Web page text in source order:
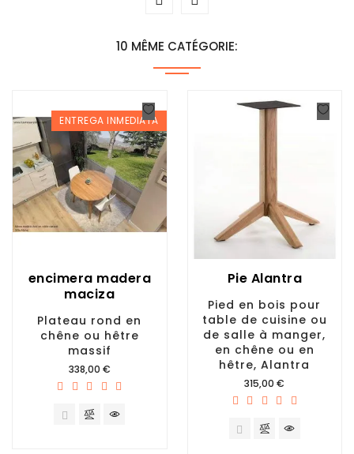
10 MÊME CATÉGORIE:
ENTREGA INMEDIATA
encimera madera
maciza
Plateau rond en
chêne ou hêtre
massif
Prix
338,00 €
Pie Alantra
Pied en bois pour
table de cuisine ou
de salle à manger,
en chêne ou en
hêtre, Alantra
Prix
315,00 €